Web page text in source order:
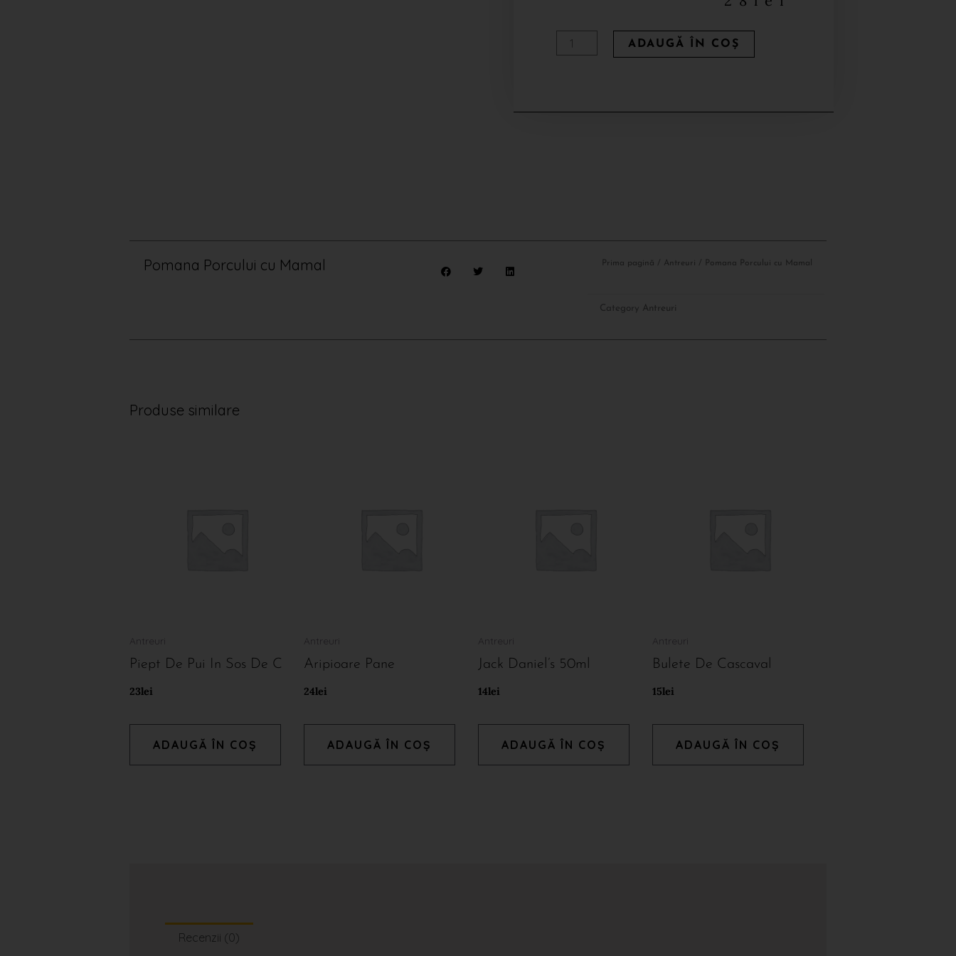
Cantitate
ADAUGĂ ÎN COȘ
Pomana Porcului cu Mamal Prima pagină / Antreuri / Pomana Porcului cu Mamal
Category Antreuri
Produse similare
Antreuri
Piept De Pui In Sos De C
23lei
ADAUGĂ ÎN COȘ
Antreuri
Aripioare Pane
24lei
ADAUGĂ ÎN COȘ
Antreuri
Jack Daniel’s 50ml
14lei
ADAUGĂ ÎN COȘ
Antreuri
Bulete De Cascaval
15lei
ADAUGĂ ÎN COȘ
Recenzii (0)